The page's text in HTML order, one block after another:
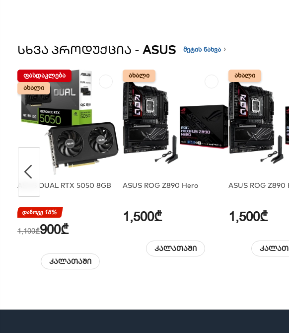
ᲡᲮᲕᲐ ᲞᲠᲝᲓᲣᲥᲪᲘᲐ - ASUS მეტის ნახვა
ᲤᲐᲡᲓᲐᲙᲚᲔᲑᲐ
ᲐᲮᲐᲚᲘ
ᲤᲐᲡᲓᲐᲙᲚᲔᲑᲐ
ᲐᲮᲐᲚᲘ
ASUS DUAL RTX 5050 8GB
დაზოგე 18%
1,100₾900₾
კალათაში
ᲐᲮᲐᲚᲘ
ᲐᲮᲐᲚᲘ
ASUS ROG Z890 Hero
1,500₾
კალათაში
ᲐᲮᲐᲚᲘ
ᲐᲮᲐᲚᲘ
ASUS ROG Z890
1,500₾